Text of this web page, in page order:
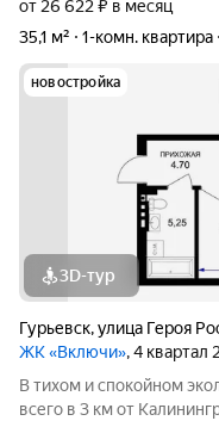
от 26 622 ₽ в месяц
35,1 м²
1-комн. квартира
новостройка
3D-тур
Гурьевск,улица Героя
ЖК «Включи», 4 квартал
В тихом и спокойном
всего в 3 км от